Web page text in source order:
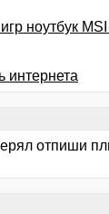
ноутбук
интернета
отпиши